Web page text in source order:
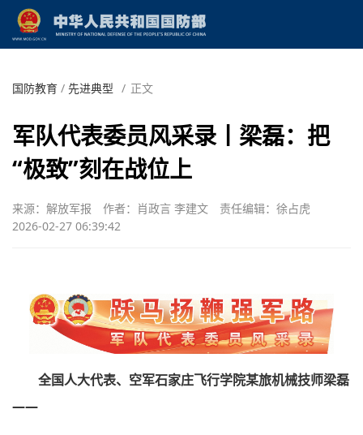
国防教育 / 先进典型 / 正文
军队代表委员风采录丨梁磊：把
“极致”刻在战位上
来源：解放军报 作者：肖政言 李建文
责任编辑：徐占虎
2026-02-27 06:39:42
全国人大代表、空军石家庄飞行学院某旅机械技师梁磊
——